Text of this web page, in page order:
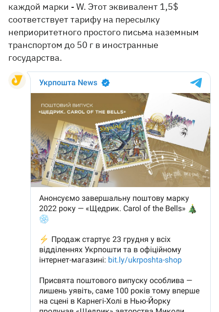
каждой марки - W. Этот эквивалент 1,5$
соответствует тарифу на пересылку
неприоритетного простого письма наземным
транспортом до 50 г в иностранные
государства.